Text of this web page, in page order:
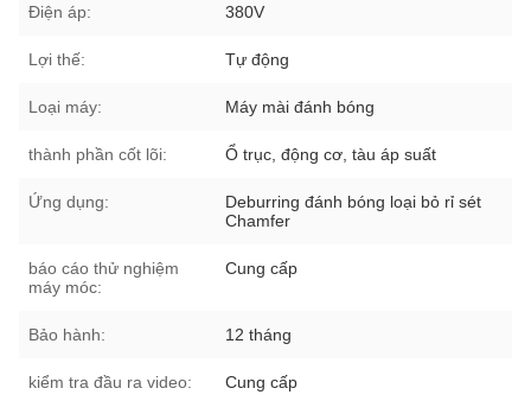
Điện áp: 380V
Lợi thế: Tự động
Loại máy: Máy mài đánh bóng
thành phần cốt lõi: Ổ trục, động cơ, tàu áp suất
Ứng dụng:
Deburring đánh bóng loại bỏ rỉ sét
Chamfer
báo cáo thử nghiệm
máy móc:
Cung cấp
Bảo hành: 12 tháng
kiểm tra đầu ra video: Cung cấp